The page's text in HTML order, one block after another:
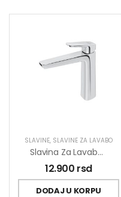
SLAVINE, SLAVINE ZA LAVABO
Slavina Za Lavabo Visoka Stolz 130109
12.900 rsd
DODAJ U KORPU